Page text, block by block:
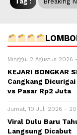
Minggu, 2 Agustus 2026
KEJARI BONGKAR
Cangkang
vs Pasar Rp2 Juta
Jumat, 10 Juli 2026 -
Viral Dulu Baru
Langsung Dicabut